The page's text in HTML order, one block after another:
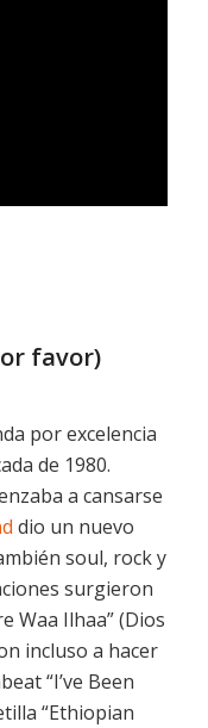
favor)
por excelencia
de 1980.
a cansarse
dio un nuevo
soul, rock y
surgieron
Waa Ilhaa” (Dios
incluso a hacer
“I’ve Been
“Ethiopian